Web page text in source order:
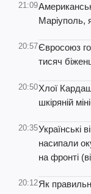
21:09
Маріуполь,
20:57Євросоюз
тисяч
20:50Хлої
шкіряній
20:35Українські
насипали
на фронті
20:12Як